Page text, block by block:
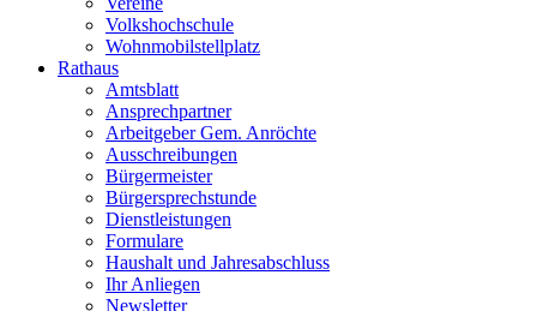
Volkshochschule
Wohnmobilstellplatz
Rathaus
Amtsblatt
Ansprechpartner
Arbeitgeber Gem. Anröchte
Ausschreibungen
Bürgermeister
Bürgersprechstunde
Dienstleistungen
Formulare
Haushalt und Jahresabschluss
Ihr Anliegen
Newsletter